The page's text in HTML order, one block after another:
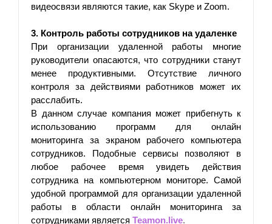
видеосвязи являются такие, как Skype и Zoom.
3. Контроль работы сотрудников на удаленке
При организации удаленной работы многие
руководители опасаются, что сотрудники станут
менее продуктивными. Отсутствие личного
контроля за действиями работников может их
расслабить.
В данном случае компания может прибегнуть к
использованию программ для онлайн
мониторинга за экраном рабочего компьютера
сотрудников. Подобные сервисы позволяют в
любое рабочее время увидеть действия
сотрудника на компьютерном мониторе. Самой
удобной программой для организации удаленной
работы в области онлайн мониторинга за
сотрудниками является Teamon.live.